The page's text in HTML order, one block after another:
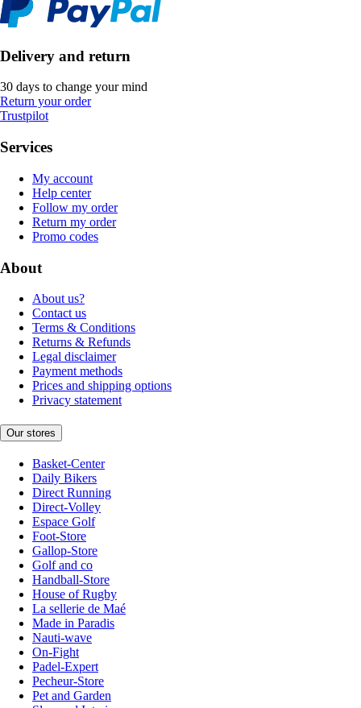
Delivery and return
30 days to change your mind
Return your order
Trustpilot
Services
My account
Help center
Follow my order
Return my order
Promo codes
About
About us?
Contact us
Terms & Conditions
Returns & Refunds
Legal disclaimer
Payment methods
Prices and shipping options
Privacy statement
Our stores
Basket-Center
Daily Bikers
Direct Running
Direct-Volley
Espace Golf
Foot-Store
Gallop-Store
Golf and co
Handball-Store
House of Rugby
La sellerie de Maé
Made in Paradis
Nauti-wave
On-Fight
Padel-Expert
Pecheur-Store
Pet and Garden